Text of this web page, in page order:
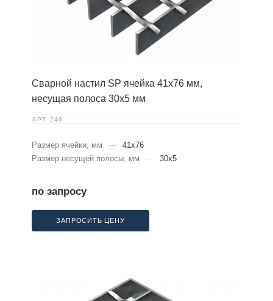
Сварной настил SP ячейка 41х76 мм,
несущая полоса 30х5 мм
АРТ. 246
Размер ячейки, мм —
41x76
Размер несущей полосы, мм
— 30x5
по запросу
ЗАПРОСИТЬ ЦЕНУ